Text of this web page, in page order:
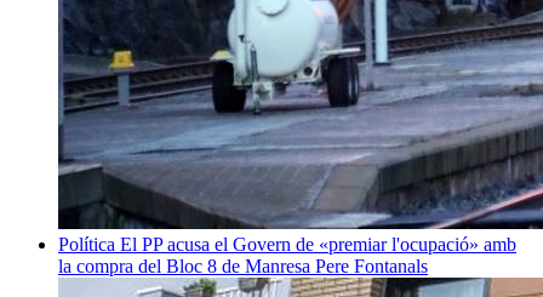
Política El PP acusa el Govern de «premiar l'ocupació» amb
la compra del Bloc 8 de Manresa Pere Fontanals